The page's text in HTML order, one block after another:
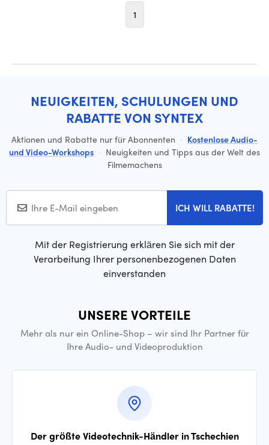
1
NEUIGKEITEN, SCHULUNGEN UND
RABATTE VON SYNTEX
Aktionen und Rabatte nur für Abonnenten · Kostenlose Audio-
und Video-Workshops · Neuigkeiten und Tipps aus der Welt des
Filmemachens
ICH WILL RABATTE!
Mit der Registrierung erklären Sie sich mit der
Verarbeitung Ihrer personenbezogenen Daten
einverstanden
UNSERE VORTEILE
Mehr als nur ein Online-Shop – wir sind Ihr Partner für
Ihre Audio- und Videoproduktion
Der größte Videotechnik-Händler in Tschechien